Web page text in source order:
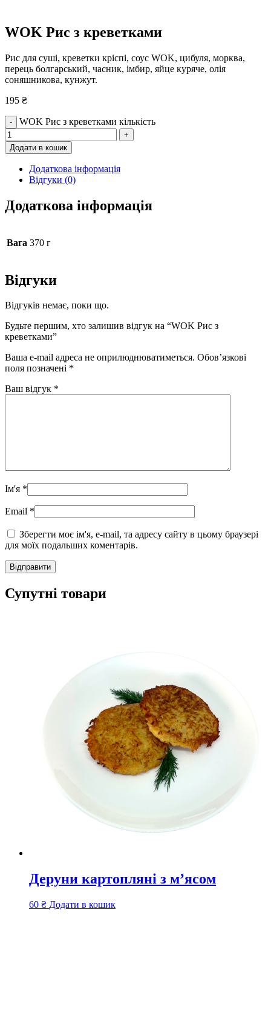
WOK Рис з креветками
Рис для суші, креветки кріспі, соус WOK, цибуля, морква,
перець болгарський, часник, імбир, яйце куряче, олія
соняшникова, кунжут.
195 ₴
- WOK Рис з креветками кількість
+
Додати в кошик
Додаткова інформація
Відгуки (0)
Додаткова інформація
Вага 370 г
Відгуки
Відгуків немає, поки що.
Будьте першим, хто залишив відгук на “WOK Рис з
креветками”
Ваша e-mail адреса не оприлюднюватиметься. Обов’язкові
поля позначені *
Ваш відгук *
Ім'я *
Email *
Зберегти моє ім'я, e-mail, та адресу сайту в цьому браузері
для моїх подальших коментарів.
Супутні товари
Деруни картопляні з м’ясом
60 ₴ Додати в кошик